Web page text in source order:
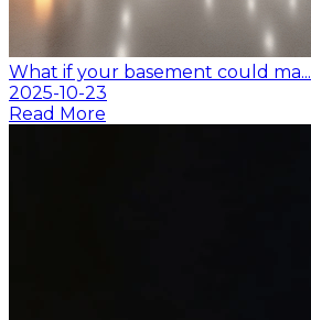
What if your basement could ma...
2025-10-23
Read More